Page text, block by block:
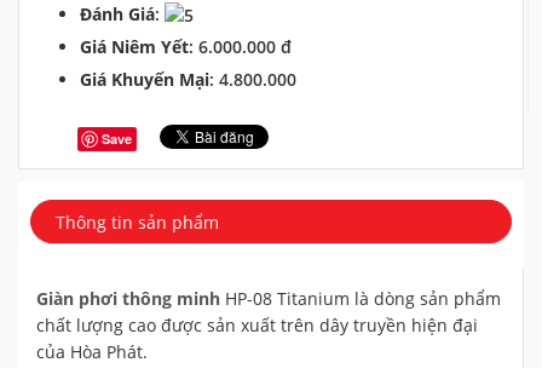
Đánh Giá:
Giá Niêm Yết: 6.000.000 đ
Giá Khuyến Mại: 4.800.000
Save
Thông tin sản phẩm
Giàn phơi thông minh HP-08 Titanium là dòng sản phẩm
chất lượng cao được sản xuất trên dây truyền hiện đại
của Hòa Phát.